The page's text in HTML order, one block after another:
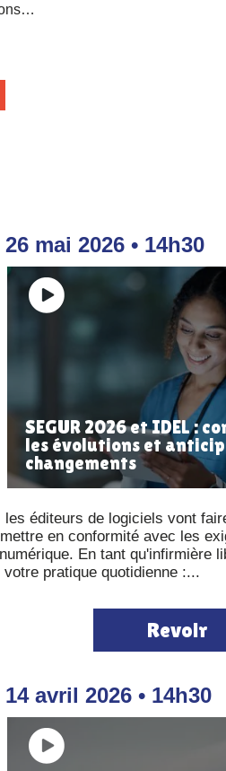
mai 2026 • 14h30
SEGUR 2026 et IDEL :
les évolutions et
changements
les éditeurs de logiciels vont
en conformité avec les
En tant qu'infirmière
votre pratique quotidienne :...
Revoir
avril 2026 • 14h30